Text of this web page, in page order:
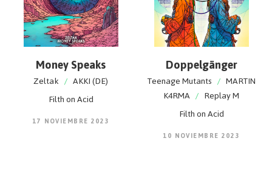
Money Speaks
Zeltak / AKKI (DE)
Filth on Acid
17 NOVIEMBRE 2023
Doppelgänger
Teenage Mutants / MARTIN
K4RMA / Replay M
Filth on Acid
10 NOVIEMBRE 2023